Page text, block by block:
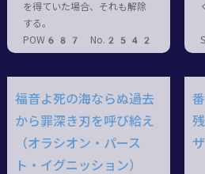
を得ていた場合、それも解除
する。
POW687 No.2542
福音よ死の海ならぬ過去
から罪深き刃を呼び給え
（オラシオン・パース
ト・イグニッション）